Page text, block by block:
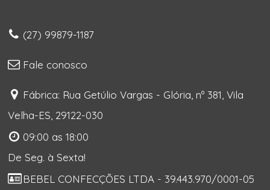
(27) 99879-1187
Fale conosco
Fábrica: Rua Getúlio Vargas - Glória, nº 381, Vila
Velha-ES, 29122-030
09:00 as 18:00
De Seg. à Sexta!
BEBEL CONFECÇÕES LTDA - 39.443.970/0001-05